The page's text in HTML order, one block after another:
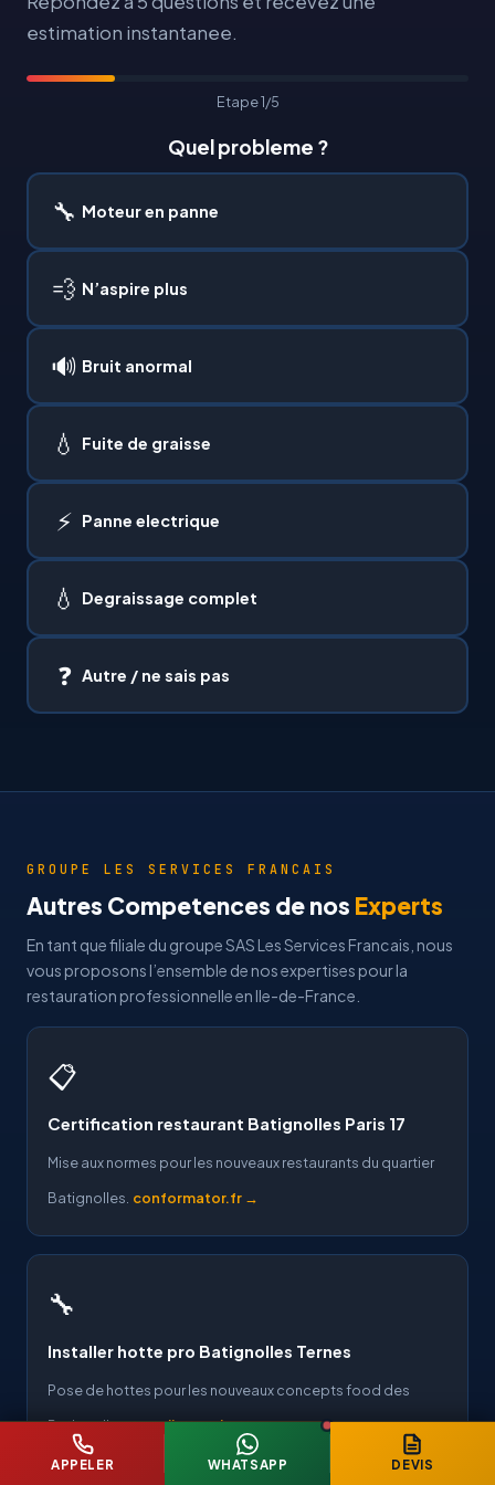
70%.
estimation instantanee.
Etape 1/5
Quel probleme ?
🔧 Moteur en panne
💨 N’aspire plus
🔊 Bruit anormal
💧 Fuite de graisse
⚡ Panne electrique
💧 Degraissage complet
❓ Autre / ne sais pas
GROUPE LES SERVICES FRANCAIS
Autres Competences de nos Experts
En tant que filiale du groupe SAS Les Services Francais, nous
vous proposons l’ensemble de nos expertises pour la
restauration professionnelle en Ile-de-France.
📋
Certification restaurant Batignolles Paris 17
Mise aux normes pour les nouveaux restaurants du quartier
Batignolles. conformator.fr →
🔧
Installer hotte pro Batignolles Ternes
Pose de hottes pour les nouveaux concepts food des
Batignolles.installation-hotte.com →
APPELER WHATSAPP DEVIS